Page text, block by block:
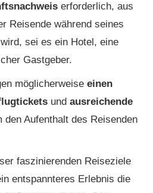
erforderlich, aus
Reisende während seines
sei es ein Hotel, eine
Gastgeber.
möglicherweise einen
und ausreichende
den Aufenthalt des Reisenden
faszinierenden Reiseziele
entspannteres Erlebnis die